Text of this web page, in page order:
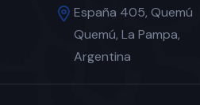
España 405, Quemú
Quemú, La Pampa,
Argentina